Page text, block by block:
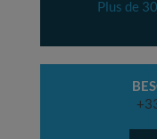
Plus de